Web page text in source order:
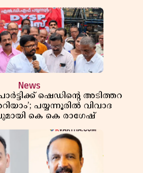
News
ഷെഡിൻ്റെ അടിത്തറ
പയ്യന്നൂരിൽ വിവാദ
കെ കെ രാഗേഷ്